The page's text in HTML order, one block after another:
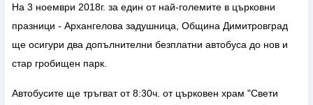
На 3 ноември 2018г. за един от най-големите в църковни
празници - Архангелова задушница, Община Димитровград
ще осигури два допълнителни безплатни автобусa до нов и
стар гробищeн парк.
Автобусите ще тръгват от 8:30ч. от църковен храм "Свети